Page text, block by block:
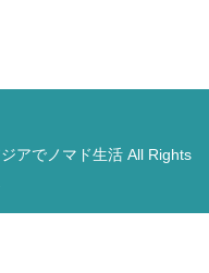
アでノマド生活 All Rights